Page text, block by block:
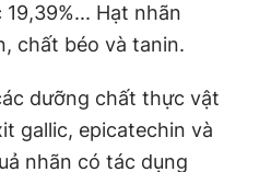
Liên hệ quảng cáo
0908 780 404
Hạt nhãn
chất béo và tanin.
dưỡng chất thực vật
gallic, epicatechin và
nhãn có tác dụng